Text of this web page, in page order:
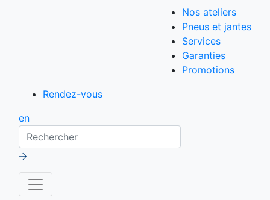
Nos ateliers
Pneus et jantes
Services
Garanties
Promotions
Rendez-vous
en
Rechercher